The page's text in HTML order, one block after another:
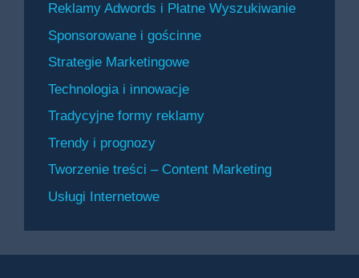
Reklamy Adwords i Płatne Wyszukiwanie
Sponsorowane i gościnne
Strategie Marketingowe
Technologia i innowacje
Tradycyjne formy reklamy
Trendy i prognozy
Tworzenie treści – Content Marketing
Usługi Internetowe